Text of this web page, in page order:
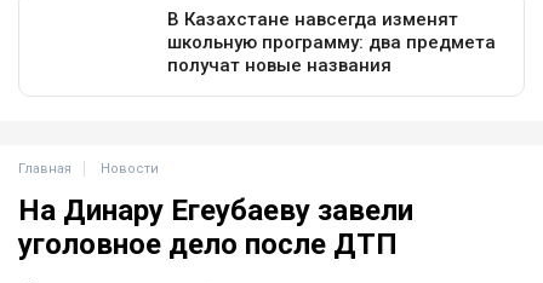
Главная Новости
На Динару Егеубаеву завели
уголовное дело после ДТП